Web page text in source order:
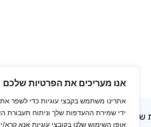
אנו מעריכים את הפרטיות שלכם
אתרינו משתמש בקבצי עוגיות כדי לשפר
ידי שמירת ההעדפות שלך וניתוח תעבורת
אופן השימוש שלנו בקובצי עוגיות אנא
שמורות למחלקה להוראת המדעים, מכון